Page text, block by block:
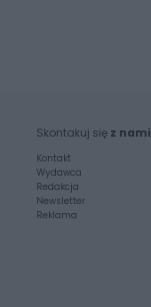
Skontakuj się z nami
Kontakt
Wydawca
Redakcja
Newsletter
Reklama